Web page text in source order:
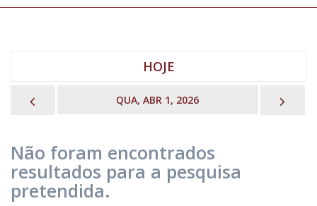
HOJE
QUA, ABR 1, 2026
Não foram encontrados
resultados para a pesquisa
pretendida.